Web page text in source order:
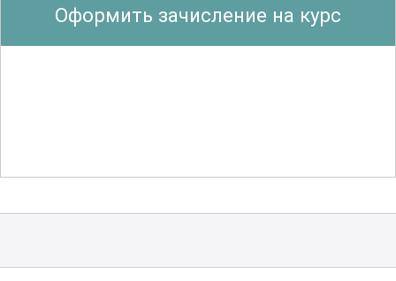
рекомендациями по реабилитации и
обучению детей с нарушениями слуха.
заболеваний уха, горла и носа,
Оформить зачисление на курс